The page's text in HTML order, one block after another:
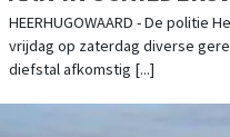
HEERHUGOWAARD - De politie
vrijdag op zaterdag diverse
diefstal afkomstig [...]